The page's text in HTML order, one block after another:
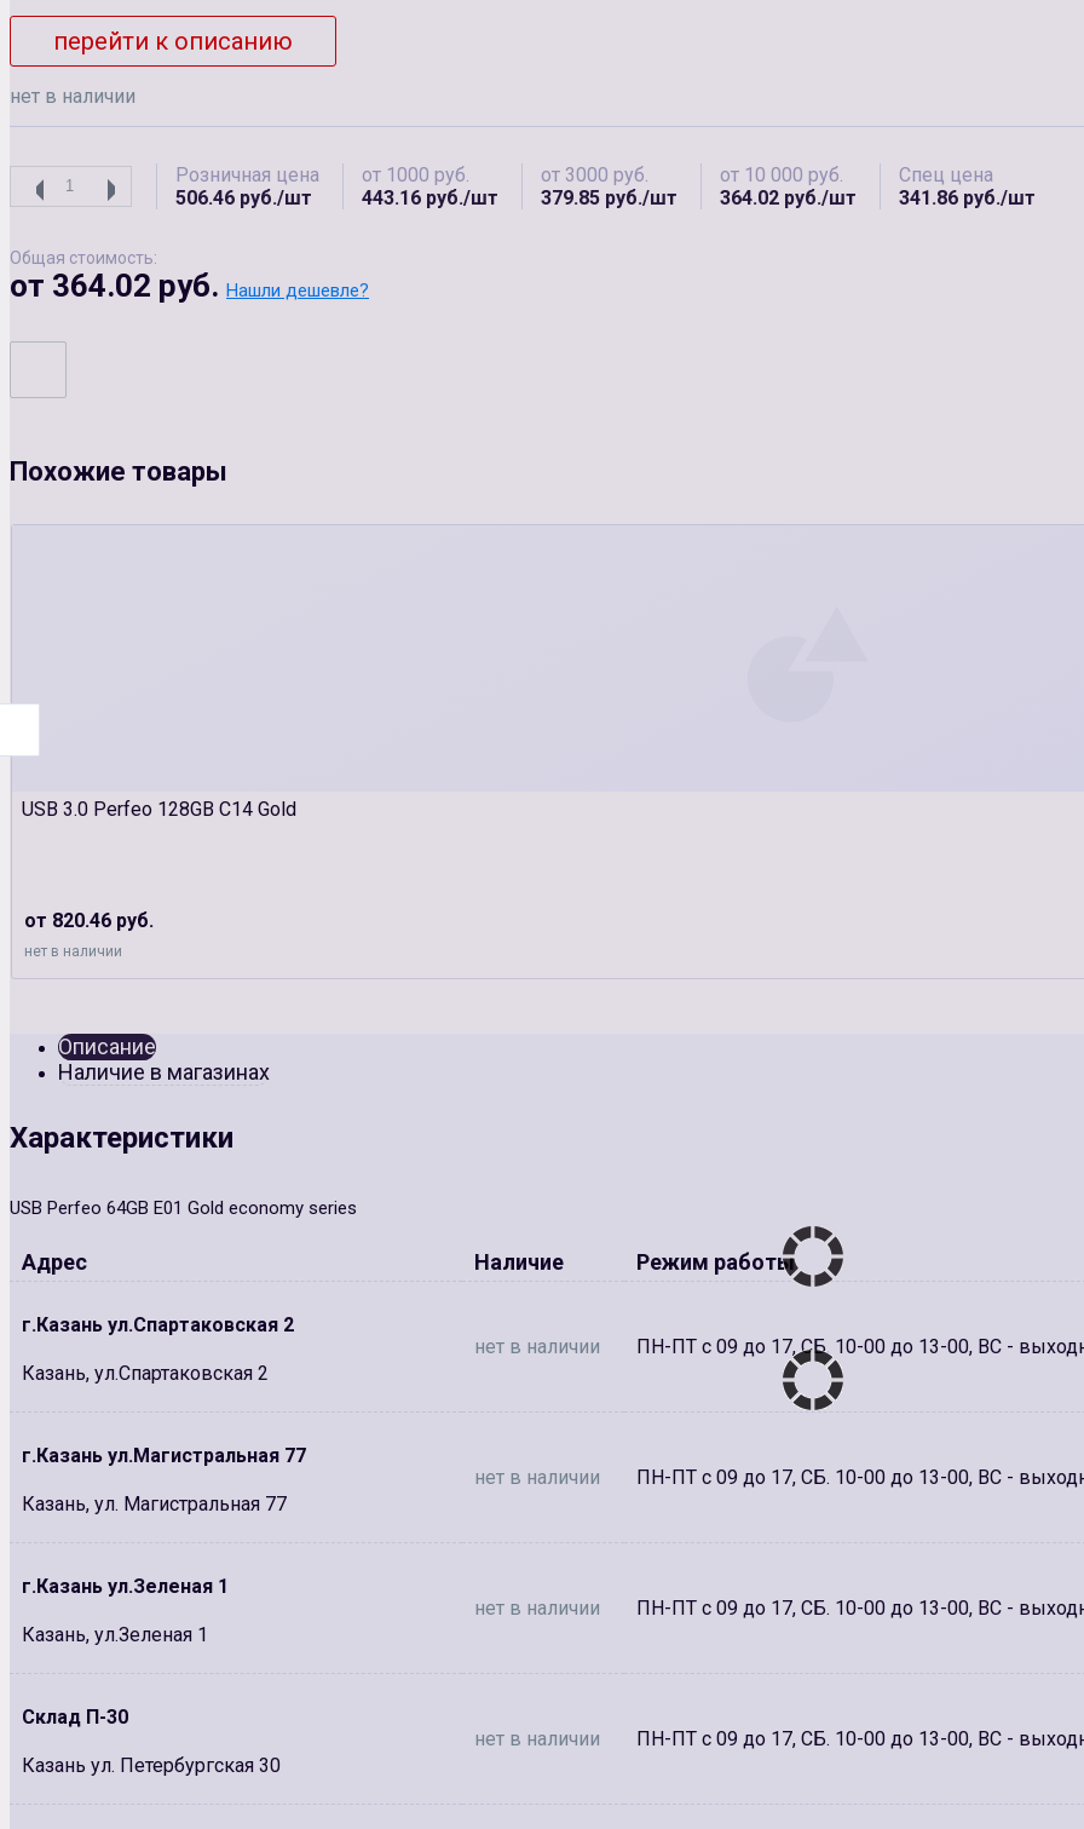
перейти к описанию
нет в наличии
Розничная цена
506.46 руб./шт
от 1000 руб.
443.16 руб./шт
от 3000 руб.
379.85 руб./шт
от 10 000 руб.
364.02 руб./шт
Спец цена
341.86 руб./шт
Общая стоимость:
от 364.02 руб. Нашли дешевле?
Похожие товары
USB 3.0 Perfeo 128GB C14 Gold
от 820.46 руб.
нет в наличии
Описание
Наличие в магазинах
Характеристики
USB Perfeo 64GB E01 Gold economy series
Адрес Наличие Режим работы
г.Казань ул.Спартаковская 2
Казань, ул.Спартаковская 2
нет в наличии ПН-ПТ с 09 до 17, СБ. 10-00 до 13-00, ВС -
г.Казань ул.Магистральная 77
Казань, ул. Магистральная 77
нет в наличии ПН-ПТ с 09 до 17, СБ. 10-00 до 13-00, ВС -
г.Казань ул.Зеленая 1
Казань, ул.Зеленая 1
нет в наличии ПН-ПТ с 09 до 17, СБ. 10-00 до 13-00, ВС -
Склад П-30
Казань ул. Петербургская 30
нет в наличии ПН-ПТ с 09 до 17, СБ. 10-00 до 13-00, ВС -